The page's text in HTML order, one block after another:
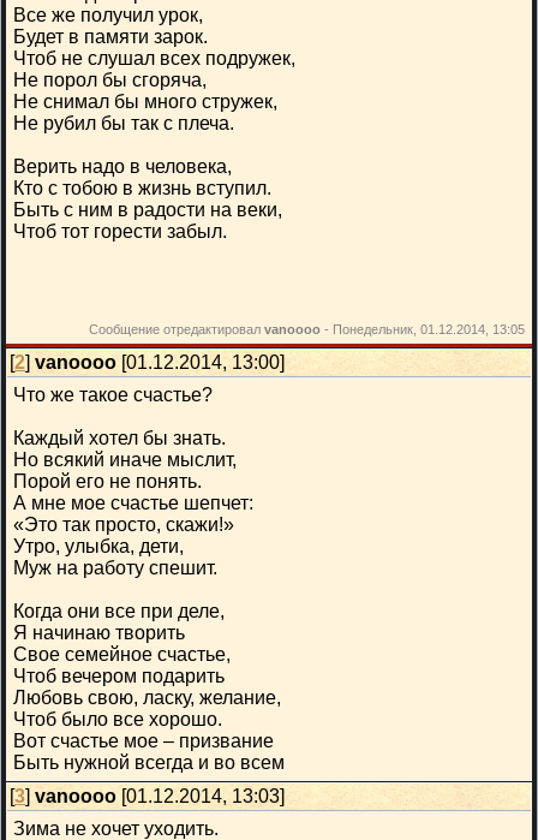
Все же получил урок,
Будет в памяти зарок.
Чтоб не слушал всех подружек,
Не порол бы сгоряча,
Не снимал бы много стружек,
Не рубил бы так с плеча.
Верить надо в человека,
Кто с тобою в жизнь вступил.
Быть с ним в радости на веки,
Чтоб тот горести забыл.
Сообщение отредактировал vanoooo - Понедельник, 01.12.2014, 13:05
[2] vanoooo [01.12.2014, 13:00]
Что же такое счастье?
Каждый хотел бы знать.
Но всякий иначе мыслит,
Порой его не понять.
А мне мое счастье шепчет:
«Это так просто, скажи!»
Утро, улыбка, дети,
Муж на работу спешит.
Когда они все при деле,
Я начинаю творить
Свое семейное счастье,
Чтоб вечером подарить
Любовь свою, ласку, желание,
Чтоб было все хорошо.
Вот счастье мое – призвание
Быть нужной всегда и во всем
[3] vanoooo [01.12.2014, 13:03]
Зима не хочет уходить.